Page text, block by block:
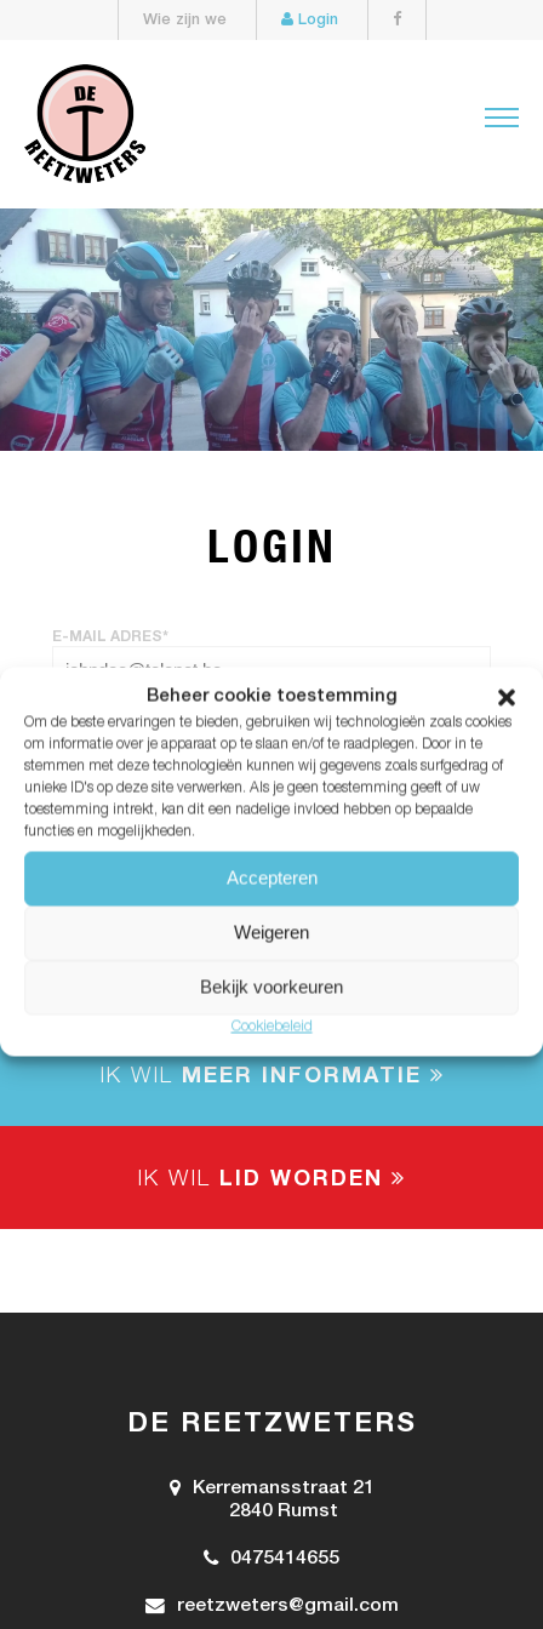
Beheer cookie toestemming
Om de beste ervaringen te bieden, gebruiken wij technologieën zoals cookies
om informatie over je apparaat op te slaan en/of te raadplegen. Door in te
stemmen met deze technologieën kunnen wij gegevens zoals surfgedrag of
unieke ID's op deze site verwerken. Als je geen toestemming geeft of uw
toestemming intrekt, kan dit een nadelige invloed hebben op bepaalde
functies en mogelijkheden.
Accepteren
Weigeren
Bekijk voorkeuren
Cookiebeleid
Wie zijn we Login
LOGIN
E-MAIL ADRES*
WACHTWOORD*
Wachtwoord vergeten?
IK WIL MEER INFORMATIE
IK WIL LID WORDEN
DE REETZWETERS
Kerremansstraat 21
2840 Rumst
0475414655
reetzweters@gmail.com